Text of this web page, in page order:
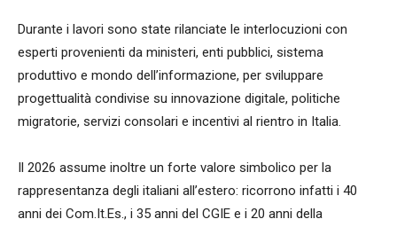
Durante i lavori sono state rilanciate le interlocuzioni con
esperti provenienti da ministeri, enti pubblici, sistema
produttivo e mondo dell’informazione, per sviluppare
progettualità condivise su innovazione digitale, politiche
migratorie, servizi consolari e incentivi al rientro in Italia.
Il 2026 assume inoltre un forte valore simbolico per la
rappresentanza degli italiani all’estero: ricorrono infatti i 40
anni dei Com.It.Es., i 35 anni del CGIE e i 20 anni della